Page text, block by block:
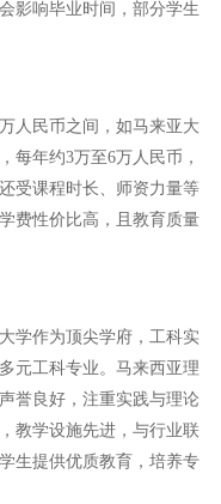
影响毕业时间，部分学生
人民币之间，如马来亚大
每年约3万至6万人民币，
受课程时长、师资力量等
费性价比高，且教育质量
学作为顶尖学府，工科实
元工科专业。马来西亚理
誉良好，注重实践与理论
教学设施先进，与行业联
生提供优质教育，培养专